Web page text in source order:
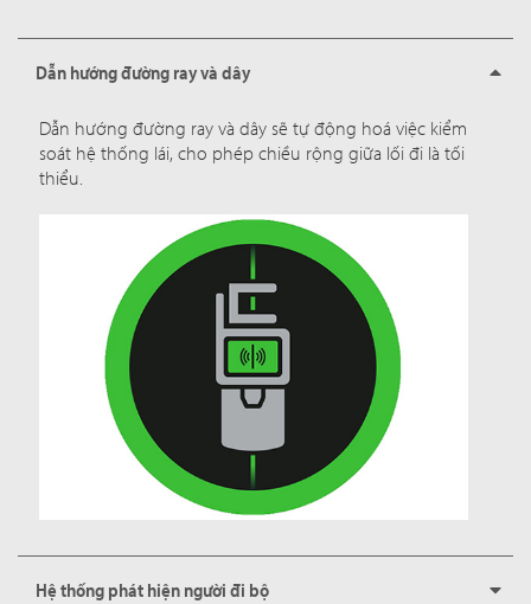
Dẫn hướng đường ray và dây
Dẫn hướng đường ray và dây sẽ tự động hoá việc kiểm
soát hệ thống lái, cho phép chiều rộng giữa lối đi là tối
thiểu.
Hệ thống phát hiện người đi bộ